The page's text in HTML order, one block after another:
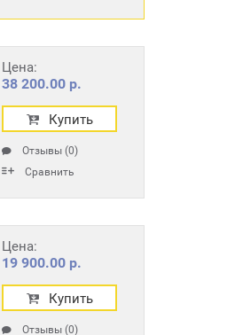
Цена:
38 200.00 р.
Купить
Отзывы (0)
Сравнить
Цена:
19 900.00 р.
Купить
Отзывы (0)